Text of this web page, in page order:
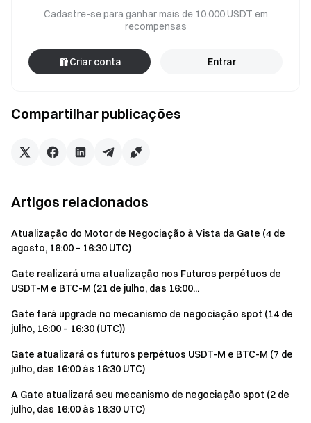
Compartilhar publicações
Cadastre-se para ganhar mais de 10.000 USDT em
recompensas
Criar conta Entrar
Artigos relacionados
Atualização do Motor de Negociação à Vista da Gate (4 de
agosto, 16:00 – 16:30 UTC)
Gate realizará uma atualização nos Futuros perpétuos de
USDT-M e BTC-M (21 de julho, das 16:00...
Gate fará upgrade no mecanismo de negociação spot (14 de
julho, 16:00 – 16:30 (UTC))
Gate atualizará os futuros perpétuos USDT-M e BTC-M (7 de
julho, das 16:00 às 16:30 UTC)
A Gate atualizará seu mecanismo de negociação spot (2 de
julho, das 16:00 às 16:30 UTC)